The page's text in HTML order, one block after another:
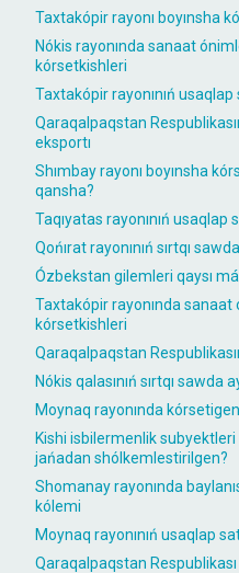
Taxtakópir rayonı boyınsha
Nókis rayonında sanaat
kórsetkishleri
Taxtakópir rayonınıń usaqlap
Qaraqalpaqstan
eksportı
Shımbay rayonı boyınsha
qansha?
Taqıyatas rayonınıń usaqlap
Qońırat rayonınıń sırtqı
Ózbekstan gilemleri qaysı
Taxtakópir rayonında sanaat
kórsetkishleri
Qaraqalpaqstan
Nókis qalasınıń sırtqı sawda
Moynaq rayonında
Kishi isbilermenlik
jańadan shólkemlestirilgen?
Shomanay rayonında
kólemi
Moynaq rayonınıń usaqlap
Qaraqalpaqstan